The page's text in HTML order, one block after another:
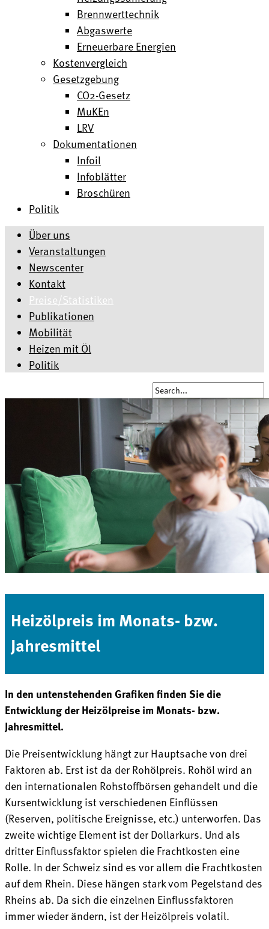
Brennwerttechnik
Abgaswerte
Erneuerbare Energien
Kostenvergleich
Gesetzgebung
CO2-Gesetz
MuKEn
LRV
Dokumentationen
Infoil
Infoblätter
Broschüren
Politik
Über uns
Veranstaltungen
Newscenter
Kontakt
Preise/Statistiken
Publikationen
Mobilität
Heizen mit Öl
Politik
Heizölpreis im Monats- bzw.
Jahresmittel
In den untenstehenden Grafiken finden Sie die
Entwicklung der Heizölpreise im Monats- bzw.
Jahresmittel.
Die Preisentwicklung hängt zur Hauptsache von drei
Faktoren ab. Erst ist da der Rohölpreis. Rohöl wird an
den internationalen Rohstoffbörsen gehandelt und die
Kursentwicklung ist verschiedenen Einflüssen
(Reserven, politische Ereignisse, etc.) unterworfen. Das
zweite wichtige Element ist der Dollarkurs. Und als
dritter Einflussfaktor spielen die Frachtkosten eine
Rolle. In der Schweiz sind es vor allem die Frachtkosten
auf dem Rhein. Diese hängen stark vom Pegelstand des
Rheins ab. Da sich die einzelnen Einflussfaktoren
immer wieder ändern, ist der Heizölpreis volatil.